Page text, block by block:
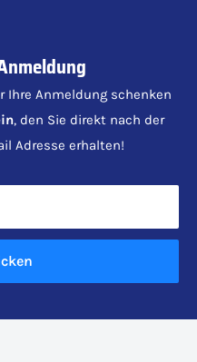
Ihre Anmeldung schenken
, den Sie direkt nach der
Adresse erhalten!